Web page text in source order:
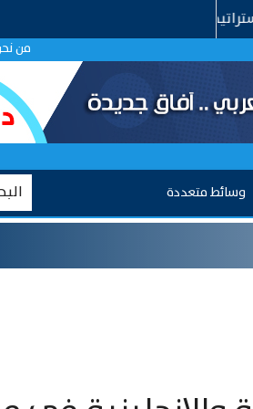
بنيوية .. قراءة في التقارب الروسي في
من
وسائط متعددة